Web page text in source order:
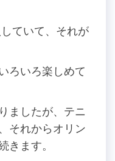
ていて、それが
ろいろ楽しめて
ましたが、テニ
それからオリン
きます。